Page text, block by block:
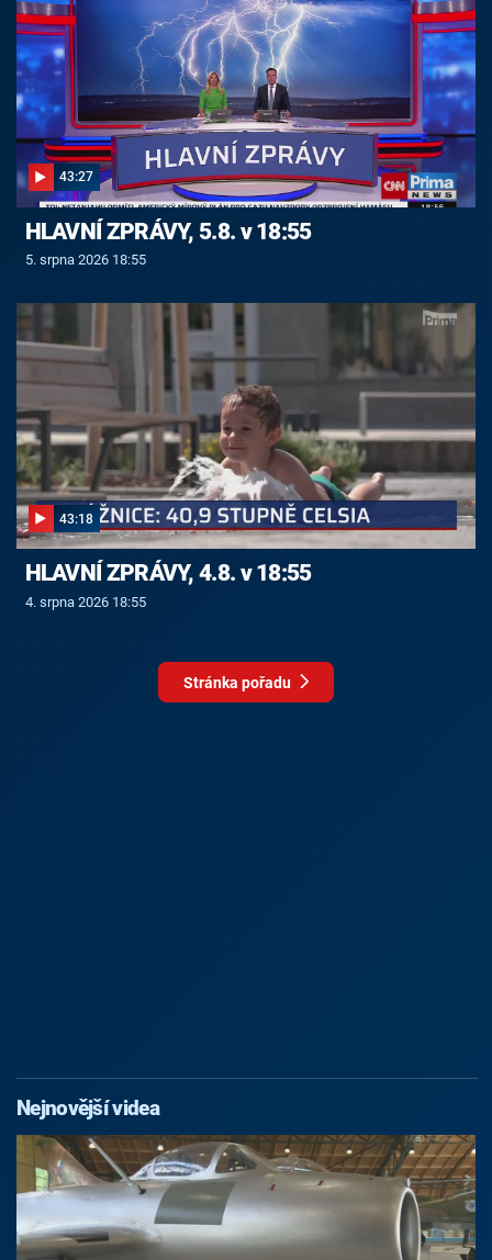
43:27
HLAVNÍ ZPRÁVY, 5.8. v 18:55
5. srpna 2026 18:55
43:18
HLAVNÍ ZPRÁVY, 4.8. v 18:55
4. srpna 2026 18:55
Stránka pořadu
Nejnovější videa